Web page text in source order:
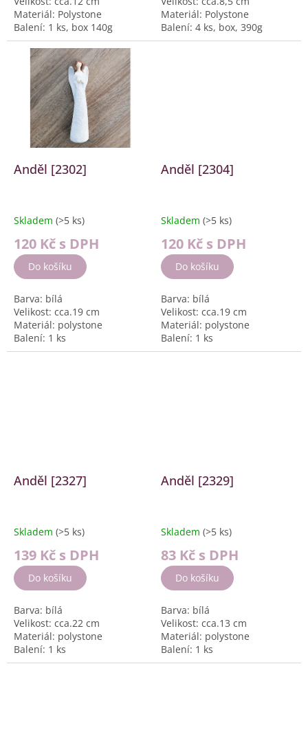
Materiál: Polystone
Balení: 1 ks, box 140g
Materiál: Polystone
Balení: 4 ks, box, 390g
Anděl [2302]
Skladem (>5 ks)
120 Kč s DPH
Do košíku
Barva: bílá
Velikost: cca.19 cm
Materiál: polystone
Balení: 1 ks
Anděl [2304]
Skladem (>5 ks)
120 Kč s DPH
Do košíku
Barva: bílá
Velikost: cca.19 cm
Materiál: polystone
Balení: 1 ks
Anděl [2327]
Skladem (>5 ks)
139 Kč s DPH
Do košíku
Barva: bílá
Velikost: cca.22 cm
Materiál: polystone
Balení: 1 ks
Anděl [2329]
Skladem (>5 ks)
83 Kč s DPH
Do košíku
Barva: bílá
Velikost: cca.13 cm
Materiál: polystone
Balení: 1 ks